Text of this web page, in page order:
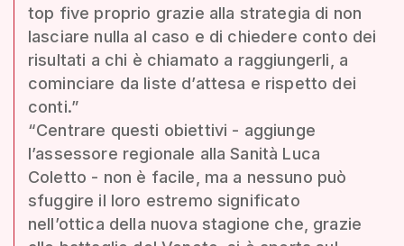
top five proprio grazie alla strategia di non
lasciare nulla al caso e di chiedere conto dei
risultati a chi è chiamato a raggiungerli, a
cominciare da liste d’attesa e rispetto dei
conti.”
“Centrare questi obiettivi - aggiunge
l’assessore regionale alla Sanità Luca
Coletto - non è facile, ma a nessuno può
sfuggire il loro estremo significato
nell’ottica della nuova stagione che, grazie